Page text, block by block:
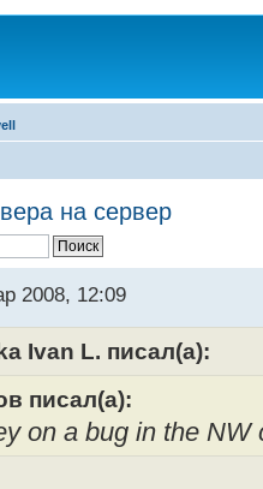
на сервер
2008, 12:09
Ivan L. писал(а):
писал(а):
on a bug in the NW